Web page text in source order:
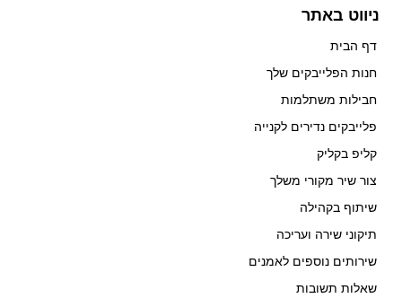
ניווט באתר
דף הבית
חנות הפלייבקים שלך
חבילות משתלמות
פלייבקים נדירים לקנייה
קליפ בקליק
צור שיר מקורי משלך
שיתוף בקהילה
תיקוני שירה ועריכה
שירותים נוספים לאמנים
שאלות תשובות